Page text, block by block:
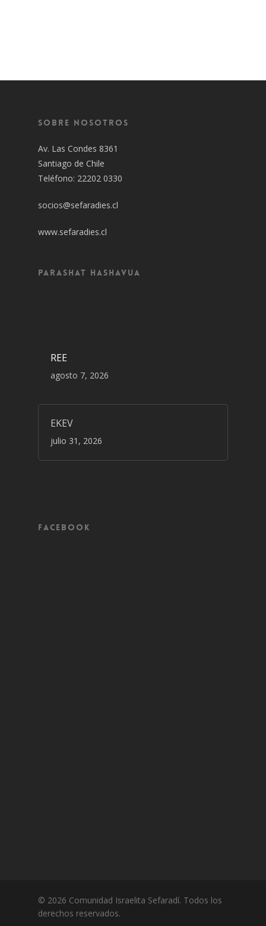
Sobre Nosotros
Av. Las Condes 8361
Santiago de Chile
Teléfono: 22202 0330
socios@sefaradies.cl
www.sefaradies.cl
Parashat Hashavua
REE
agosto 7, 2026
EKEV
julio 31, 2026
Facebook
© 2026 Comunidad Israelita Sefaradí. Todos los
derechos reservados.